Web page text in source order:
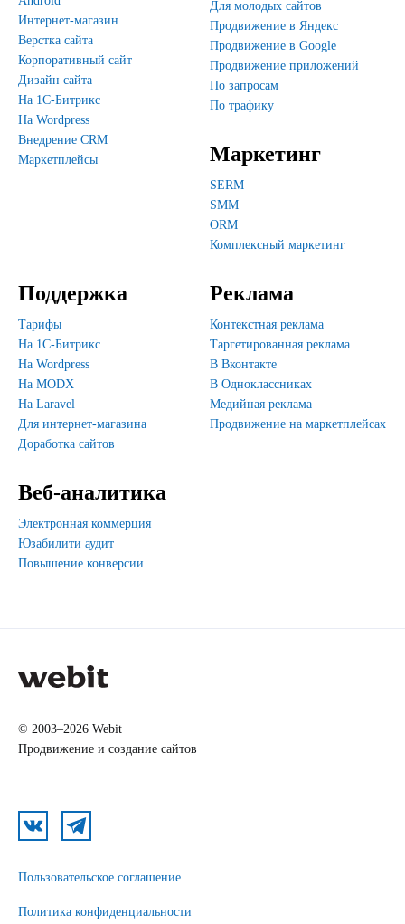
Интернет-магазин
Верстка сайта
Корпоративный сайт
Дизайн сайта
На 1С-Битрикс
На Wordpress
Внедрение CRM
Маркетплейсы
Для молодых сайтов
Продвижение в Яндекс
Продвижение в Google
Продвижение приложений
По запросам
По трафику
Маркетинг
SERM
SMM
ORM
Комплексный маркетинг
Поддержка
Тарифы
На 1С-Битрикс
На Wordpress
На MODX
На Laravel
Для интернет-магазина
Доработка сайтов
Веб-аналитика
Электронная коммерция
Юзабилити аудит
Повышение конверсии
Реклама
Контекстная реклама
Таргетированная реклама
В Вконтакте
В Одноклассниках
Медийная реклама
Продвижение на маркетплейсах
© 2003–2026 Webit
Продвижение и создание сайтов
Пользовательское соглашение
Политика конфиденциальности